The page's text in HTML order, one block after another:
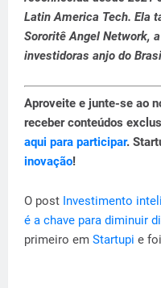
Latin America Tech. Ela
Sororitê Angel Network,
investidoras anjo do
Aproveite e junte-se ao
receber conteúdos
aqui para participar.
inovação!
O post Investimento
é a chave para diminuir
primeiro em Startupi e